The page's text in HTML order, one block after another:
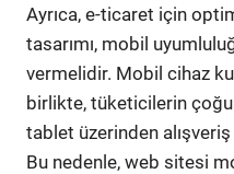
Ayrıca, e-ticaret için
tasarımı, mobil
vermelidir. Mobil cihaz
birlikte, tüketicilerin
tablet üzerinden
Bu nedenle, web sitesi